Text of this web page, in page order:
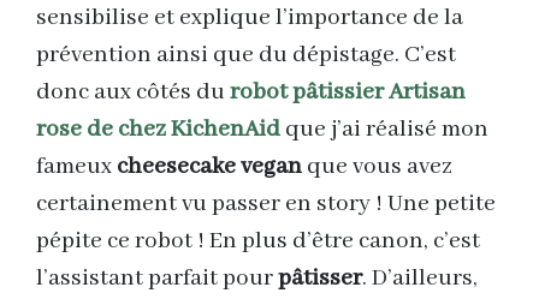
sensibilise et explique l’importance de la
prévention ainsi que du dépistage. C’est
donc aux côtés du robot pâtissier Artisan
rose de chez KichenAid que j’ai réalisé mon
fameux cheesecake vegan que vous avez
certainement vu passer en story ! Une petite
pépite ce robot ! En plus d’être canon, c’est
l’assistant parfait pourpâtisser. D’ailleurs,